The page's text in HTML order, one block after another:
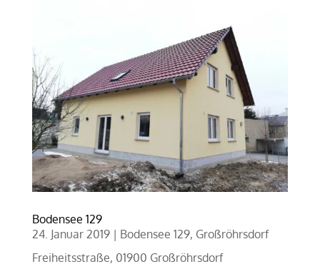
Bodensee 129
24. Januar 2019| Bodensee 129, Großröhrsdorf
Freiheitsstraße, 01900 Großröhrsdorf